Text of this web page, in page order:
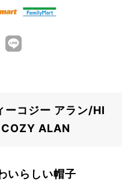
コジー アラン/HI
ALAN
いらしい帽子